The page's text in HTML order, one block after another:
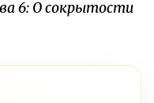
6: О сокрытости